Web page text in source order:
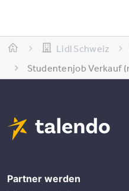
Lidl Schweiz
Studentenjob Verkauf
Partner werden